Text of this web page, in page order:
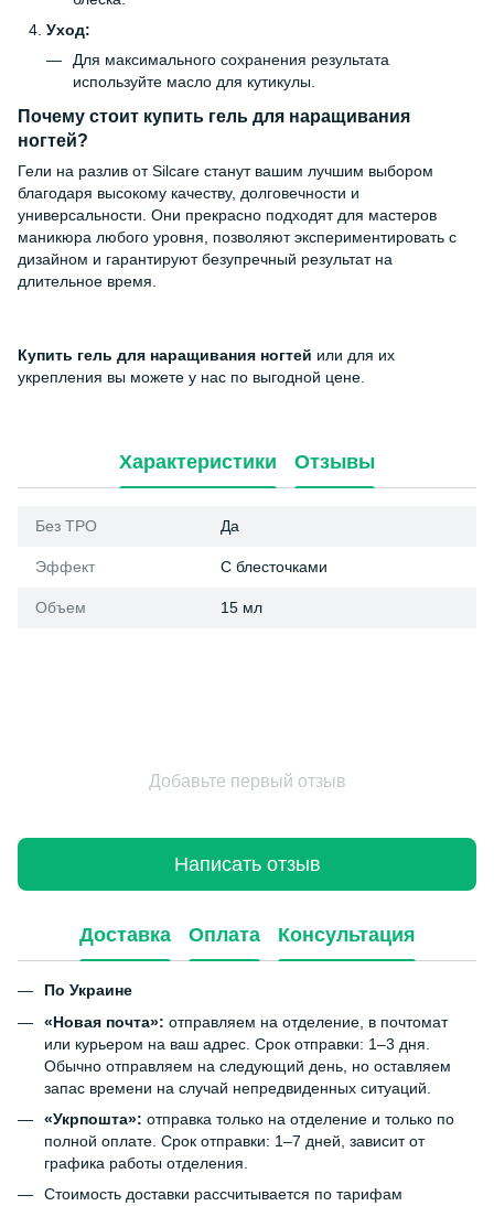
Уход:
Для максимального сохранения результата
используйте масло для кутикулы.
Почему стоит купить гель для наращивания
ногтей?
Гели на разлив от Silcare станут вашим лучшим выбором
благодаря высокому качеству, долговечности и
универсальности. Они прекрасно подходят для мастеров
маникюра любого уровня, позволяют экспериментировать с
дизайном и гарантируют безупречный результат на
длительное время.
Купить гель для наращивания ногтей или для их
укрепления вы можете у нас по выгодной цене.
Характеристики Отзывы
Без ТРО Да
Эффект С блесточками
Объем 15 мл
Добавьте первый отзыв
Написать отзыв
Доставка Оплата Консультация
По Украине
«Новая почта»: отправляем на отделение, в почтомат
или курьером на ваш адрес. Срок отправки: 1–3 дня.
Обычно отправляем на следующий день, но оставляем
запас времени на случай непредвиденных ситуаций.
«Укрпошта»: отправка только на отделение и только по
полной оплате. Срок отправки: 1–7 дней, зависит от
графика работы отделения.
Стоимость доставки рассчитывается по тарифам